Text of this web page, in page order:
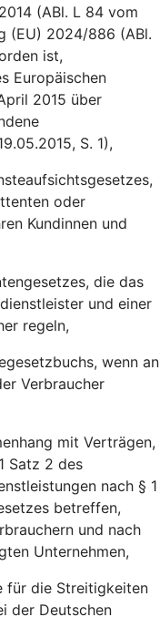
(ABl. L 84 vom
(EU) 2024/886 (ABl.
ist,
Europäischen
2015 über
S. 1),
oder
Kundinnen und
die das
und einer
regeln,
wenn an
Verbraucher
mit Verträgen,
Satz 2 des
nach § 1
betreffen,
und nach
Unternehmen,
für die Streitigkeiten
der Deutschen